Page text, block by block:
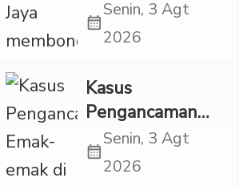
Tembakau
Sintetis
Mapping
Digerebek di
Jaksel
calendar_month
Senin, 3 Agt
2026
Kasus
Pengancaman
Emak-emak di
Tambang Ilegal
calendar_month
Senin, 3 Agt
2026